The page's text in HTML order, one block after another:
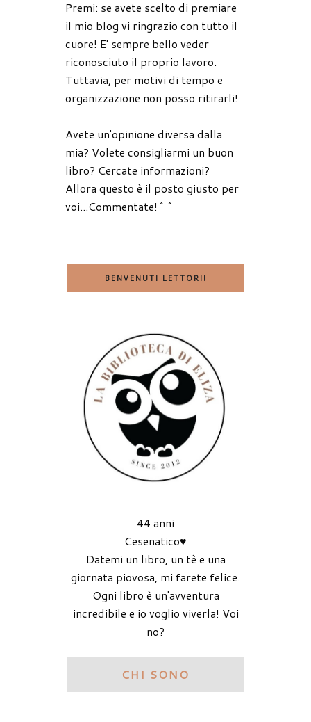
Premi: se avete scelto di premiare
il mio blog vi ringrazio con tutto il
cuore! E' sempre bello veder
riconosciuto il proprio lavoro.
Tuttavia, per motivi di tempo e
organizzazione non posso ritirarli!
Avete un'opinione diversa dalla
mia? Volete consigliarmi un buon
libro? Cercate informazioni?
Allora questo è il posto giusto per
voi...Commentate!^^
BENVENUTI LETTORI!
44 anni
Cesenatico♥
Datemi un libro, un tè e una
giornata piovosa, mi farete felice.
Ogni libro è un'avventura
incredibile e io voglio viverla! Voi
no?
CHI SONO